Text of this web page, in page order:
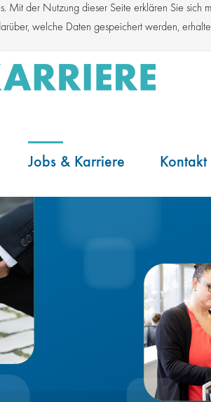
Mit der Nutzung dieser Seite erklären Sie sich
welche Daten gespeichert werden,
Jobs & Karriere Kontakt